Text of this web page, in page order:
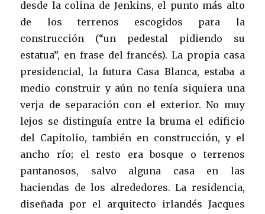
desde la colina de Jenkins, el punto más alto
de los terrenos escogidos para la
construcción (“un pedestal pidiendo su
estatua”, en frase del francés). La propia casa
presidencial, la futura Casa Blanca, estaba a
medio construir y aún no tenía siquiera una
verja de separación con el exterior. No muy
lejos se distinguía entre la bruma el edificio
del Capitolio, también en construcción, y el
ancho río; el resto era bosque o terrenos
pantanosos, salvo alguna casa en las
haciendas de los alrededores. La residencia,
diseñada por el arquitecto irlandés Jacques